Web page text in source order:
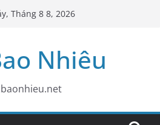
Tháng 8 8, 2026
Nhiêu